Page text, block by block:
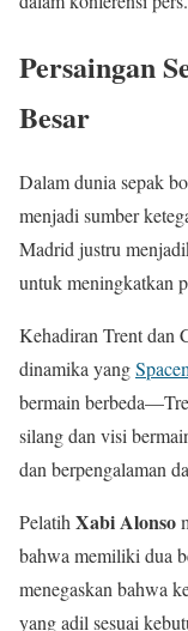
Persaingan
Besar
Dalam dunia sepak
menjadi sumber
Madrid justru
untuk meningkatkan
Kehadiran Trent dan
dinamika yang
bermain
silang dan visi
dan berpengalaman
PelatihXabi Alonso
bahwa memiliki dua
menegaskan bahwa
yang adil sesuai